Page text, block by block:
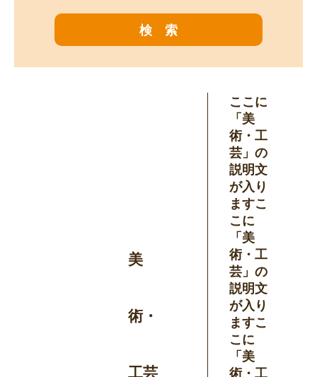
美
術・
工芸
ここに
「美
術・工
芸」の
説明文
が入り
ますこ
こに
「美
術・工
芸」の
説明文
が入り
ますこ
こに
「美
術・工